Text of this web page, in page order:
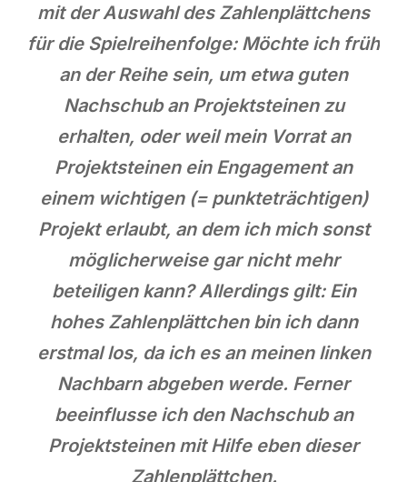
mit der Auswahl des Zahlenplättchens
für die Spielreihenfolge: Möchte ich früh
an der Reihe sein, um etwa guten
Nachschub an Projektsteinen zu
erhalten, oder weil mein Vorrat an
Projektsteinen ein Engagement an
einem wichtigen (= punkteträchtigen)
Projekt erlaubt, an dem ich mich sonst
möglicherweise gar nicht mehr
beteiligen kann? Allerdings gilt: Ein
hohes Zahlenplättchen bin ich dann
erstmal los, da ich es an meinen linken
Nachbarn abgeben werde. Ferner
beeinflusse ich den Nachschub an
Projektsteinen mit Hilfe eben dieser
Zahlenplättchen.